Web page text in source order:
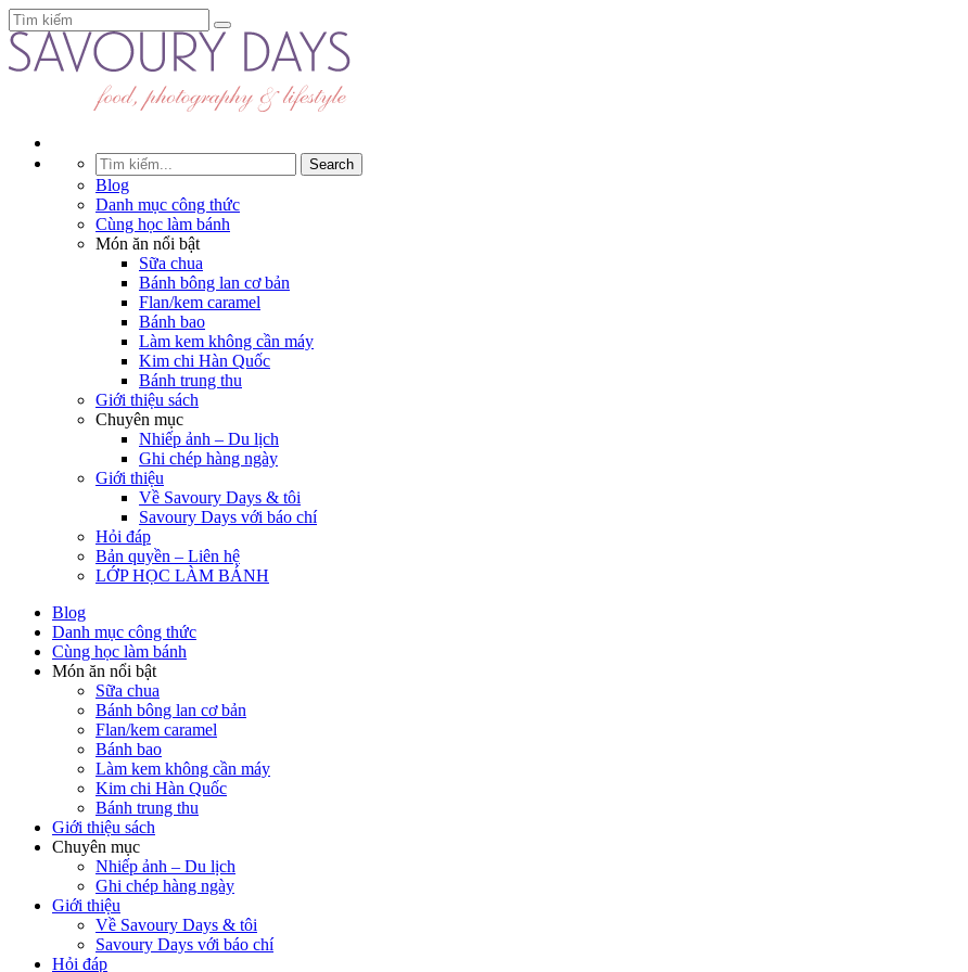
Blog
Danh mục công thức
Cùng học làm bánh
Món ăn nổi bật
Sữa chua
Bánh bông lan cơ bản
Flan/kem caramel
Bánh bao
Làm kem không cần máy
Kim chi Hàn Quốc
Bánh trung thu
Giới thiệu sách
Chuyên mục
Nhiếp ảnh – Du lịch
Ghi chép hàng ngày
Giới thiệu
Về Savoury Days & tôi
Savoury Days với báo chí
Hỏi đáp
Bản quyền – Liên hệ
LỚP HỌC LÀM BÁNH
Blog
Danh mục công thức
Cùng học làm bánh
Món ăn nổi bật
Sữa chua
Bánh bông lan cơ bản
Flan/kem caramel
Bánh bao
Làm kem không cần máy
Kim chi Hàn Quốc
Bánh trung thu
Giới thiệu sách
Chuyên mục
Nhiếp ảnh – Du lịch
Ghi chép hàng ngày
Giới thiệu
Về Savoury Days & tôi
Savoury Days với báo chí
Hỏi đáp